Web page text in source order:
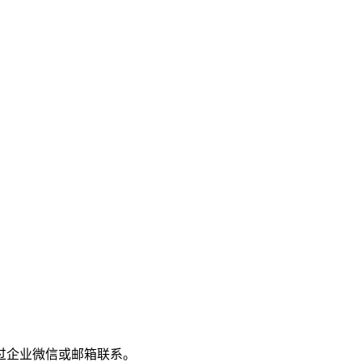
业微信或邮箱联系。